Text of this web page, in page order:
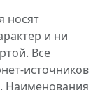
носят
и ни
Все
источников
Наименования